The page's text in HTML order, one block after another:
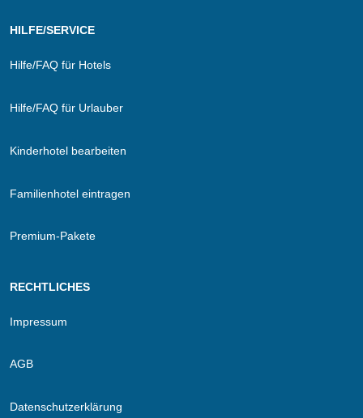
HILFE/SERVICE
Hilfe/FAQ für Hotels
Hilfe/FAQ für Urlauber
Kinderhotel bearbeiten
Familienhotel eintragen
Premium-Pakete
RECHTLICHES
Impressum
AGB
Datenschutzerklärung